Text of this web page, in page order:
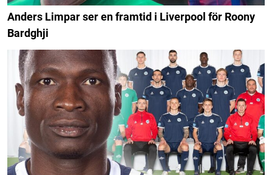
Anders Limpar ser en framtid i Liverpool för Roony
Bardghji